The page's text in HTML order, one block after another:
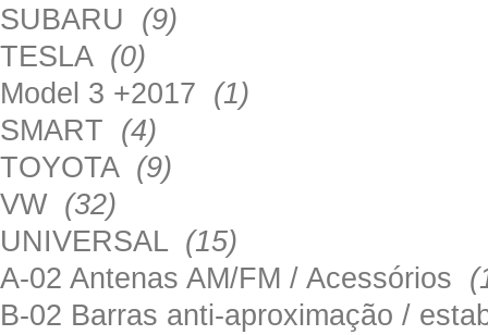
SUBARU (9)
TESLA (0)
Model 3 +2017 (1)
SMART (4)
TOYOTA (9)
VW (32)
UNIVERSAL (15)
A-02 Antenas AM/FM / Acessórios
B-02 Barras anti-aproximação /